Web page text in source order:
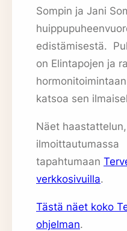
Sompin ja Jani
edistämisestä.
on Elintapojen ja
katsoa sen
Näet
ilmoittautumassa
tapahtumaan
verkkosivuilla.
Tästä näet koko
ohjelman.